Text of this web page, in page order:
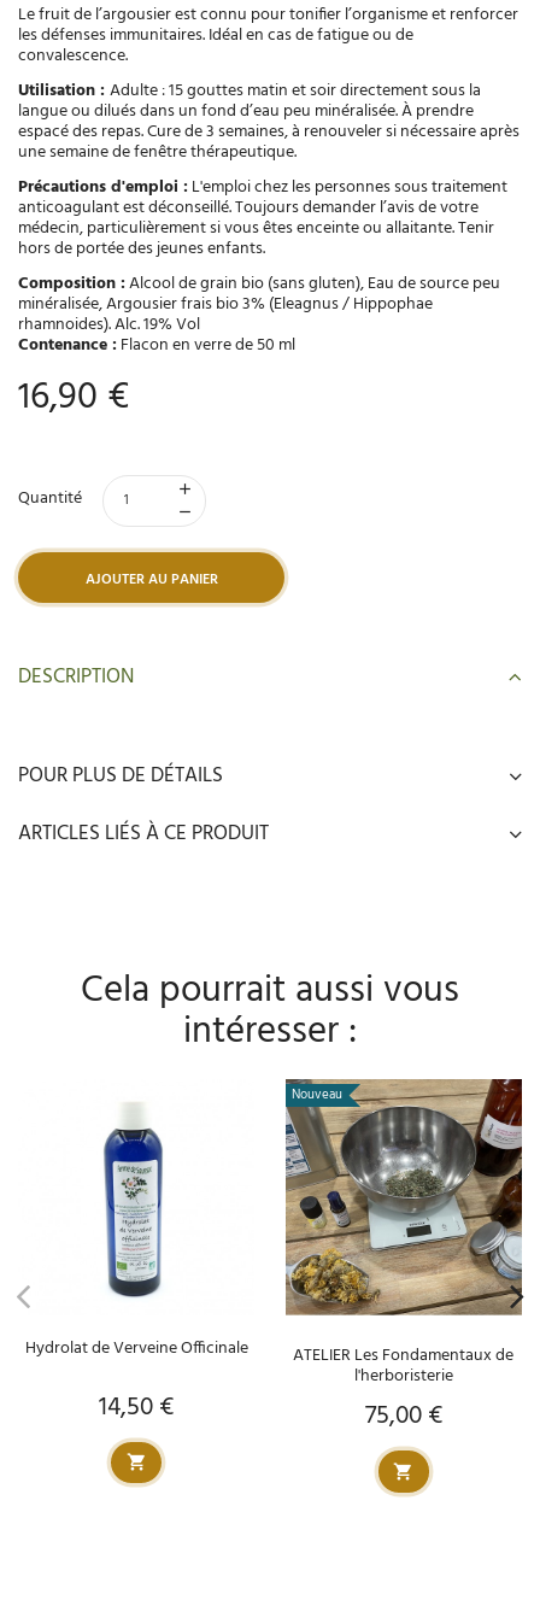
Le fruit de l’argousier est connu pour tonifier l’organisme et renforcer
les défenses immunitaires. Idéal en cas de fatigue ou de
convalescence.
Utilisation :Adulte : 15 gouttes matin et soir directement sous la
langue ou dilués dans un fond d’eau peu minéralisée. À prendre
espacé des repas. Cure de 3 semaines, à renouveler si nécessaire après
une semaine de fenêtre thérapeutique.
Précautions d'emploi :L'emploi chez les personnes sous traitement
anticoagulant est déconseillé. Toujours demander l’avis de votre
médecin, particulièrement si vous êtes enceinte ou allaitante. Tenir
hors de portée des jeunes enfants.
Composition :Alcool de grain bio (sans gluten), Eau de source peu
minéralisée, Argousier frais bio 3% (Eleagnus / Hippophae
rhamnoides). Alc. 19% Vol
Contenance :Flacon en verre de 50 ml
16,90 €
Quantité
AJOUTER AU PANIER
DESCRIPTION
POUR PLUS DE DÉTAILS
ARTICLES LIÉS À CE PRODUIT
Cela pourrait aussi vous
intéresser :
Hydrolat de Verveine Officinale
Prix
14,50 €
Nouveau
ATELIER Les Fondamentaux de
l'herboristerie
Prix
75,00 €